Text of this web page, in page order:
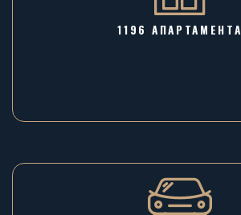
1196 AПАРТАМЕНТА